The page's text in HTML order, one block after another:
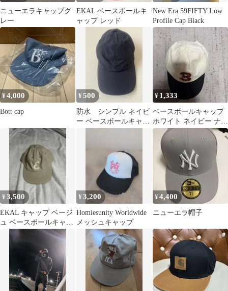
ニューエラキャップグ
レー
EKAL ベースボールキ
ャップ レッド
New Era 59FIFTY Low
Profile Cap Black
¥4,000
Bott cap
¥500
防水 シンプル ネイビ
ー ベースボールキャッ
¥ 1,333
ベースボールキャップ
ホワイト ネイビー ナン
バー3 刺繍
¥3,500
EKAL キャップ ベージ
ュ ベースボールキャッ
¥3,200
Homiesunity Worldwide
メッシュキャップ
¥4,400
ニューエラ帽子